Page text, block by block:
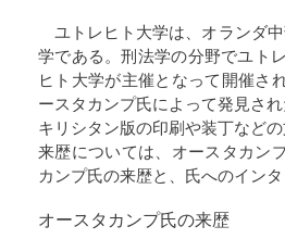
ユトレヒト大学は、オランダ
学である。刑法学の分野でユト
ヒト大学が主催となって開催さ
ースタカンプ氏によって発見さ
キリシタン版の印刷や装丁など
来歴については、オースタカン
カンプ氏の来歴と、氏へのインタ
オースタカンプ氏の来歴